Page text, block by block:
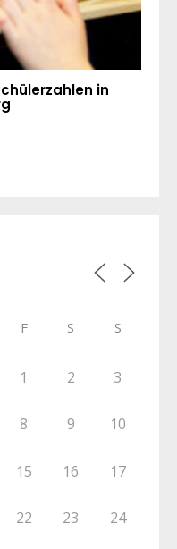
in
F S S
1 2 3
8 9 10
15 16 17
22 23 24